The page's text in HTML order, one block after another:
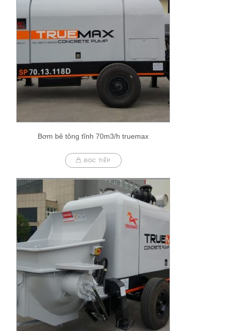
Bơm bê tông tĩnh 70m3/h truemax
ĐỌC TIẾP